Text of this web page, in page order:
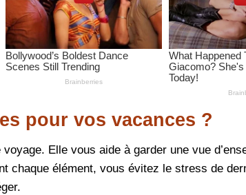
pour vos vacances ?
Elle vous aide à garder une vue
chaque élément, vous évitez le stress de